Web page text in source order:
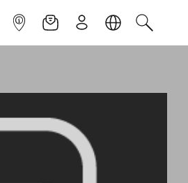
INFOPUNKTNEWSLETTER
ANMELDENSPRACHESUCHEN